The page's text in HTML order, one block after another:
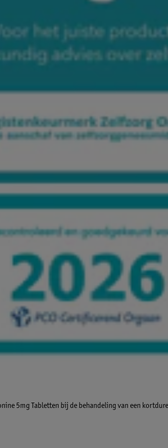
5mg Tabletten bij de behandeling van een